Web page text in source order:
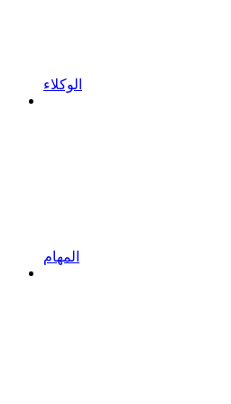
الوكلاء
المهام